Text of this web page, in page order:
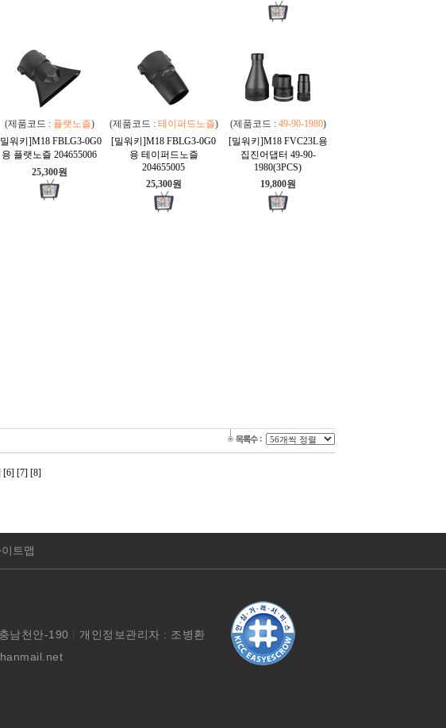
(제품코드 : 플랫노즐)
워키]M18 FBLG3-0G0
용 플랫노즐 204655006
25,300원
(제품코드 : 테이퍼드노즐)
[밀워키]M18 FBLG3-0G0
용 테이퍼드노즐
204655005
25,300원
(제품코드 : 49-90-1980)
[밀워키]M18 FVC23L용
집진어댑터 49-90-
1980(3PCS)
19,800원
[6] [7] [8]
트맵
남천안-190
개인정보관리자 : 조병환